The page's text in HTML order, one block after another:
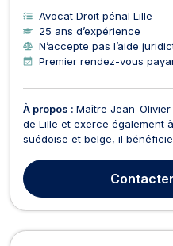
Avocat Droit pénal Lille
25 ans d’expérience
N’accepte pas l’aide
Premier rendez-vous
À propos : Maître Jean-Olivier
de Lille et exerce également
suédoise et belge, il
Fiscal Groupe de plusieurs
20 milliards d'euros deContacter